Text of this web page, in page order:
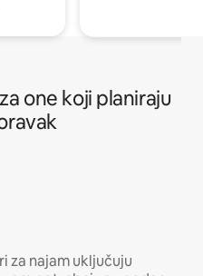
one koji planiraju
za najam uključuju